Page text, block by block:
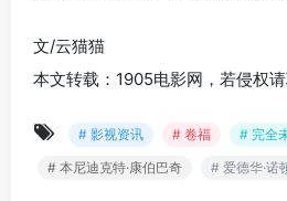
文/云猫猫
本文转载：1905电影网，若侵权
# 影视资讯 # 卷福
# 完全
# 本尼迪克特·康伯巴奇
# 爱德华·诺